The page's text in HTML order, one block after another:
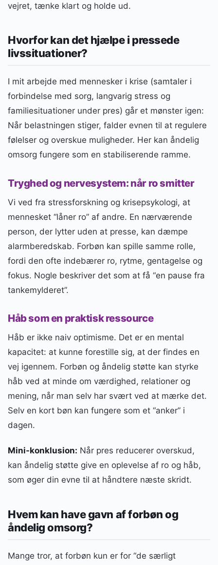
vejret, tænke klart og holde ud.
Hvorfor kan det hjælpe i pressede
livssituationer?
I mit arbejde med mennesker i krise (samtaler i
forbindelse med sorg, langvarig stress og
familiesituationer under pres) går et mønster igen:
Når belastningen stiger, falder evnen til at regulere
følelser og overskue muligheder. Her kan åndelig
omsorg fungere som en stabiliserende ramme.
Tryghed og nervesystem: når ro smitter
Vi ved fra stressforskning og krisepsykologi, at
mennesket “låner ro” af andre. En nærværende
person, der lytter uden at presse, kan dæmpe
alarmberedskab. Forbøn kan spille samme rolle,
fordi den ofte indebærer ro, rytme, gentagelse og
fokus. Nogle beskriver det som at få “en pause fra
tankemylderet”.
Håb som en praktisk ressource
Håb er ikke naiv optimisme. Det er en mental
kapacitet: at kunne forestille sig, at der findes en
vej igennem. Forbøn og åndelig støtte kan styrke
håb ved at minde om værdighed, relationer og
mening, når man selv har svært ved at mærke det.
Selv en kort bøn kan fungere som et “anker” i
dagen.
Mini-konklusion: Når pres reducerer overskud,
kan åndelig støtte give en oplevelse af ro og håb,
som øger din evne til at håndtere næste skridt.
Hvem kan have gavn af forbøn og
åndelig omsorg?
Mange tror, at forbøn kun er for “de særligt